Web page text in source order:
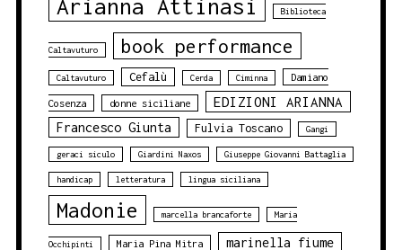
Arianna Attinasi Biblioteca
Caltavuturo book performance
Caltavuturo Cefalù Cerda Ciminna Damiano
Cosenza donne siciliane EDIZIONI ARIANNA
Francesco Giunta Fulvia Toscano Gangi
geraci siculo Giardini Naxos Giuseppe Giovanni Battaglia
handicap letteratura lingua siciliana
Madonie marcella brancaforte Maria
Occhipinti Maria Pina Mitra marinella fiume